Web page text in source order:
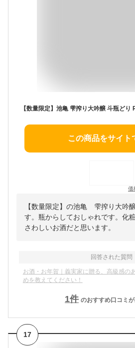
この商品をサイト
価
【数量限定】の池亀 雫搾り大吟
す。瓶からしておしゃれです。化
さわしいお酒だと思います。
回答された質問
お酒・お年賀｜義実家に贈る、高級感の
めを教えてください！
1件 のおすすめ口コミ
17